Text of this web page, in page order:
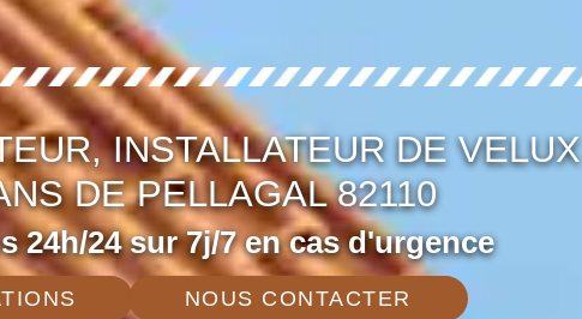
INSTALLATEUR DE VELUX
DE PELLAGAL 82110
24h/24 sur 7j/7 en cas d'urgence
NOUS CONTACTER